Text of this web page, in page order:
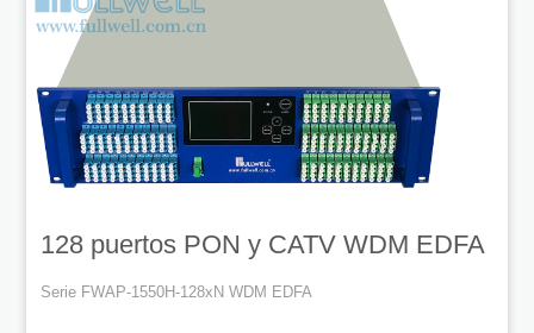
128 puertos PON y CATV WDM EDFA
Serie FWAP-1550H-128xN WDM EDFA